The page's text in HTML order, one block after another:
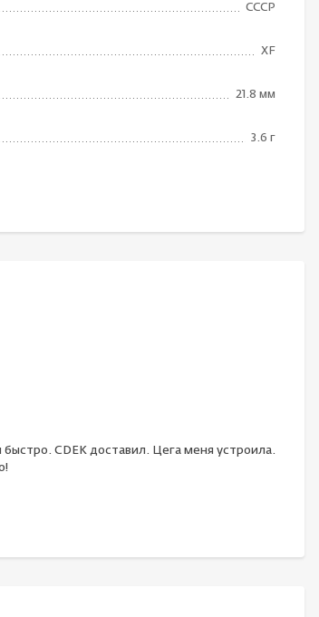
СССР
XF
21.8 мм
3.6 г
быстро. CDEK доставил. Цега меня устроила.